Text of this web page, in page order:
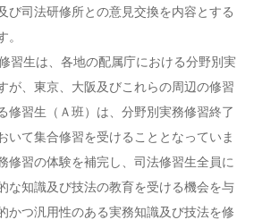
び司法研修所との意見交換を内容とする
。
習生は、各地の配属庁における分野別実
が、東京、大阪及びこれらの周辺の修習
修習生（Ａ班）は、分野別実務修習終了
いて集合修習を受けることとなっていま
修習の体験を補完し、司法修習生全員に
な知識及び技法の教育を受ける機会を与
かつ汎用性のある実務知識及び技法を修